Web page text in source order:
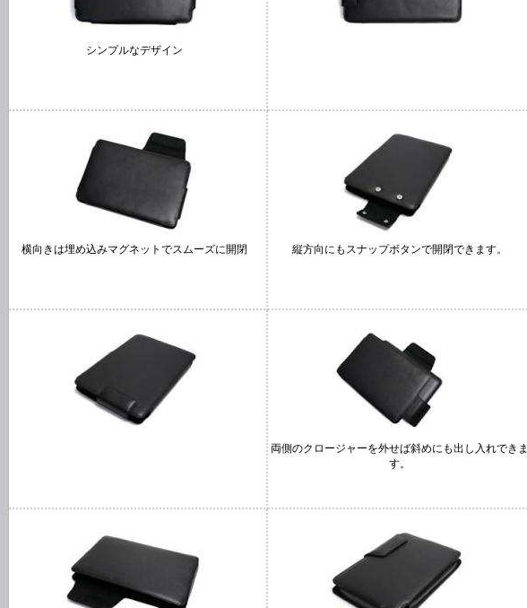
シンプルなデザイン
横向きは埋め込みマグネットでスムーズに開閉 縦方向にもスナップボタンで開閉できます。
両側のクロージャーを外せば斜めにも出し入れできま
す。